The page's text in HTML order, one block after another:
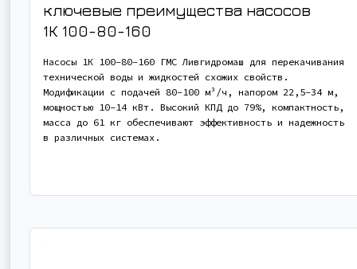
ключевые преимущества насосов
1К 100-80-160
Насосы 1К 100-80-160 ГМС Ливгидромаш для перекачивания
технической воды и жидкостей схожих свойств.
Модификации с подачей 80-100 м³/ч, напором 22,5-34 м,
мощностью 10-14 кВт. Высокий КПД до 79%, компактность,
масса до 61 кг обеспечивают эффективность и надежность
в различных системах.